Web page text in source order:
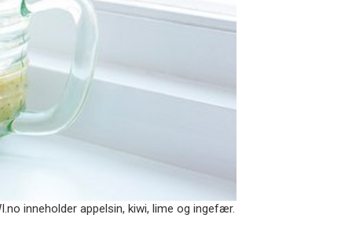
inneholder appelsin, kiwi, lime og ingefær.